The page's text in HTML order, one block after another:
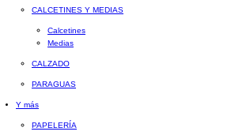
CALCETINES Y MEDIAS
Calcetines
Medias
CALZADO
PARAGUAS
Y más
PAPELERÍA